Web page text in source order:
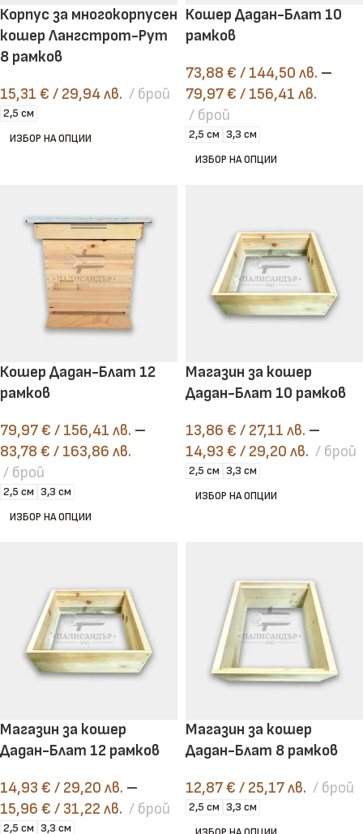
Корпус за многокорпусен
кошер Лангстрот-Рут
8 рамков
15,31 € / 29,94 лв. брой
2,5 см
ИЗБОР НА ОПЦИИ
Кошер Дадан-Блат 10
рамков
73,88 € / 144,50 лв. –
79,97€ / 156,41 лв.
брой
2,5 см 3,3 см
ИЗБОР НА ОПЦИИ
Кошер Дадан-Блат 12
рамков
79,97€ / 156,41 лв. –
83,78 € / 163,86 лв.
брой
2,5 см 3,3 см
ИЗБОР НА ОПЦИИ
Магазин за кошер
Дадан-Блат 10 рамков
13,86 € / 27,11 лв. –
14,93 € / 29,20 лв. брой
2,5 см 3,3 см
ИЗБОР НА ОПЦИИ
Магазин за кошер
Дадан-Блат 12 рамков
14,93 € / 29,20 лв. –
15,96 € / 31,22 лв. брой
2,5 см 3,3 см
Магазин за кошер
Дадан-Блат 8 рамков
12,87€ / 25,17 лв. брой
2,5 см 3,3 см